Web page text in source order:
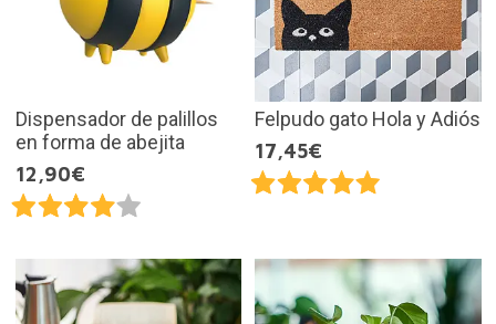
Dispensador de palillos
en forma de abejita
12,90€
Felpudo gato Hola y Adiós
17,45€